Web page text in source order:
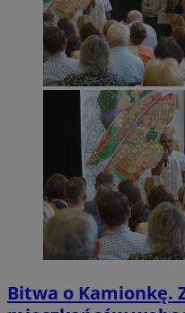
Bitwa o Kamionkę.